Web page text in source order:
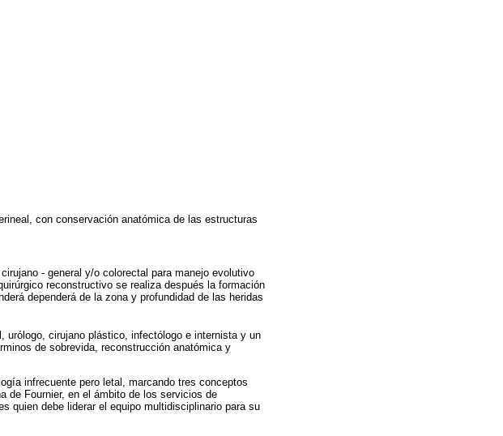
con conservación anatómica de las estructuras
- general y/o colorectal para manejo evolutivo
reconstructivo se realiza después la formación
dependerá de la zona y profundidad de las heridas
urólogo, cirujano plástico, infectólogo e internista y un
de sobrevida, reconstrucción anatómica y
infrecuente pero letal, marcando tres conceptos
de Fournier, en el ámbito de los servicios de
quien debe liderar el equipo multidisciplinario para su